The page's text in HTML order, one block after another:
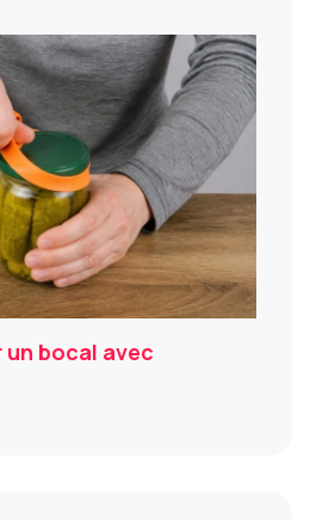
bocal avec